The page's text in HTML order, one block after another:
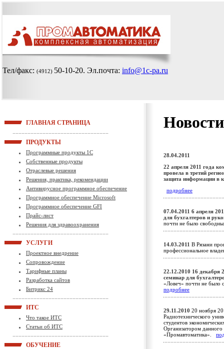
Тел/факс: (4912) 50-10-20. Эл.почта: info@1c-pa.ru
ГЛАВНАЯ СТРАНИЦА
ПРОДУКТЫ
Программные продукты 1С
Собственные продукты
Отраслевые решения
Решения, практика, рекомендации
Антивирусное программное обеспечение
Программное обеспечение Microsoft
Программное обеспечение GFI
Прайс-лист
Решения для здравоохранения
УСЛУГИ
Проектное внедрение
Сопровождение
Тарифные планы
Разработка сайтов
Битрикс 24
ИТС
Что такое ИТС
Статьи об ИТС
ОБУЧЕНИЕ
28.04.2011
22 апреля 2011 года
провела в третий
защита информации в
подробнее
07.04.2011 6 апреля
для бухгалтеров и
почти не было
14.03.2011 В Рязани
профессиональное
22.12.2010 16 декабря
семинар для
«Ловеч» почти не было
подробнее
29.11.2010 20 ноября
Радиотехнического
студентов
Организатором данного
«Промавтоматика».